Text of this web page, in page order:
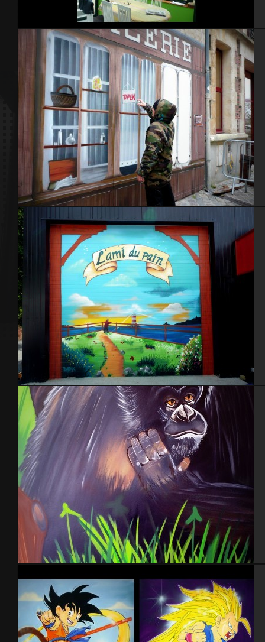
Détails trompe l’oeil – Cherbourg 2014
Boulangerie L’ami du pain – Cherbourg 2014